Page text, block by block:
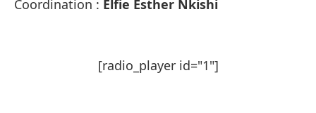
Coordination : Elfie Esther Nkishi
[radio_player id="1"]